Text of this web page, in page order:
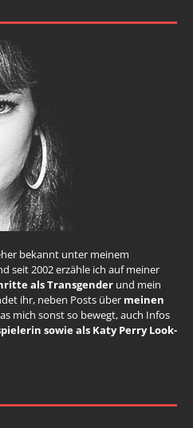
bekannt unter meinem
seit 2002 erzähle ich auf meiner
als Transgender und mein
ihr, neben Posts über meinen
mich sonst so bewegt, auch Infos
sowie als Katy Perry Look-